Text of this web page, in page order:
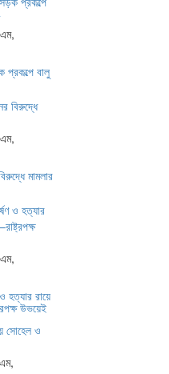
প্রকল্পে বালু
মামলার
হত্যার রায়ে
উভয়েই